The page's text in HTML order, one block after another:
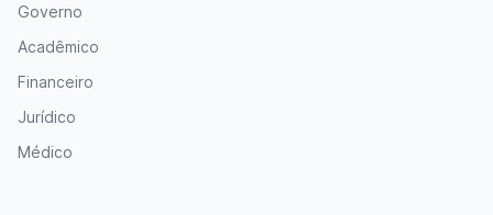
Governo
Acadêmico
Financeiro
Jurídico
Médico